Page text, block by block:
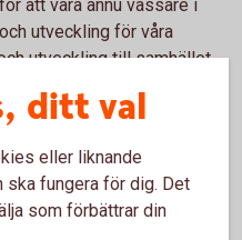
att vara ännu vassare i
utveckling för våra
utveckling till samhället.
din ekonomi och ta gärna
och
trygghet och ännu
och hör gärna av dig till
ekonomi. Vi finns här för
ditt val
eller liknande
fungera för dig. Det
som förbättrar din